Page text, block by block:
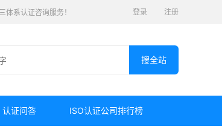
系认证咨询服务！ 登录 注册
认证问答 ISO认证公司排行榜